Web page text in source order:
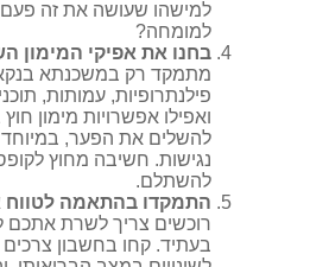
למישהו שעושה את זה פעם
למומחה?
בחנו את אפיקי המימון
מתמקד רק במשכנתא
פילנתרופיות, עמותות,
ואפילו אפשרויות מימון
להשלים את הפער,
נגישות. חשיבה מחוץ
להשתלם.
התמקדו בהתאמה לטווח
רוכשים צריך לשרת אתכם
בעתיד. קחו בחשבון